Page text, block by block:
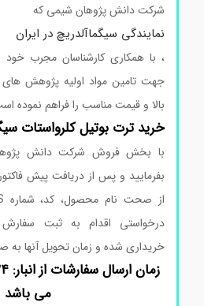
شرکت دانش پژوهان شیمی که
نمایندگی سیگماآلدریچ در ایران
، با همکاری کارشناسان مجرب خود
جهت تامین مواد اولیه پژوهش های
بالا و قیمت مناسب را فراهم نموده
خرید ترتبوتیلکلرواستات
با بخش فروش شرکت دانش
بفرمایید و پس از دریافت پیش فاکتور
درخواستی اقدام به ثبت سفارش
خریداری شده و زمان تحویل آنها به
می باشد